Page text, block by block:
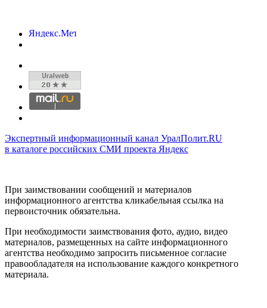
Экспертный информационный канал УралПолит.RU
в каталоге российских СМИ проекта Яндекс
При заимствовании сообщений и материалов
информационного агентства кликабельная ссылка на
первоисточник обязательна.
При необходимости заимствования фото, аудио, видео
материалов, размещенных на сайте информационного
агентства необходимо запросить письменное согласие
правообладателя на использование каждого конкретного
материала.